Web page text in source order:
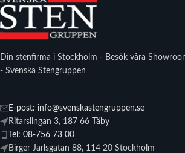
Din stenfirma i Stockholm - Besök våra
- Svenska Stengruppen
E-post: info@svenskastengruppen.se
Ritarslingan 3, 187 66 Täby
Tel: 08-756 73 00
Birger Jarlsgatan 88, 114 20 Stockholm